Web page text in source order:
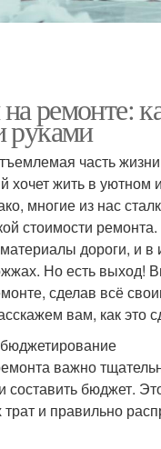
ремонте:
руками
часть
хочет жить в
многие из нас
стоимости
дороги, и в
Но есть выход!
сделав всё
вам, как это
важно
составить бюджет.
и правильно